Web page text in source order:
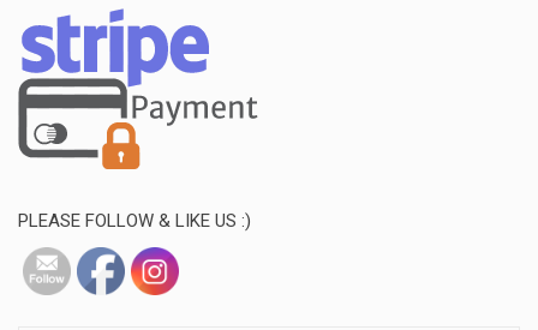
PLEASE FOLLOW & LIKE US :)